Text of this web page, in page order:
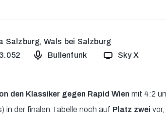
Salzburg, Wals bei Salzburg
Bullenfunk Sky X
den Klassiker gegen Rapid Wien mit 4:2
in der finalen Tabelle noch auf Platz zwei vor,